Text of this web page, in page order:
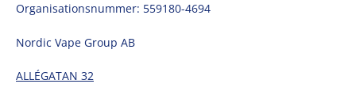
Organisationsnummer: 559180-4694
Nordic Vape Group AB
ALLÉGATAN 32